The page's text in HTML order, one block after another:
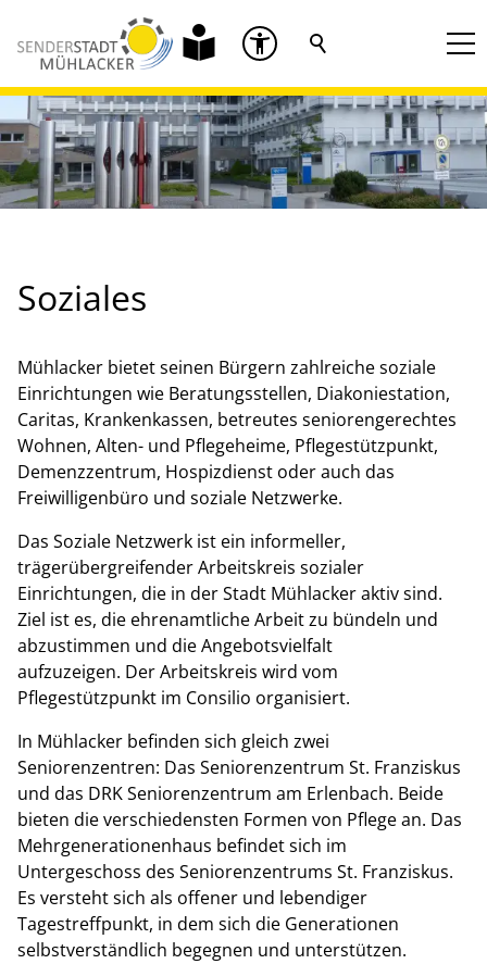
Soziales
Mühlacker bietet seinen Bürgern zahlreiche soziale
Einrichtungen wie Beratungsstellen, Diakoniestation,
Caritas, Krankenkassen, betreutes seniorengerechtes
Wohnen, Alten- und Pflegeheime, Pflegestützpunkt,
Demenzzentrum, Hospizdienst oder auch das
Freiwilligenbüro und soziale Netzwerke.
Das Soziale Netzwerk ist ein informeller,
trägerübergreifender Arbeitskreis sozialer
Einrichtungen, die in der Stadt Mühlacker aktiv sind.
Ziel ist es, die ehrenamtliche Arbeit zu bündeln und
abzustimmen und die Angebotsvielfalt
aufzuzeigen. Der Arbeitskreis wird vom
Pflegestützpunkt im Consilio organisiert.
In Mühlacker befinden sich gleich zwei
Seniorenzentren: Das Seniorenzentrum St. Franziskus
und das DRK Seniorenzentrum am Erlenbach. Beide
bieten die verschiedensten Formen von Pflege an. Das
Mehrgenerationenhaus befindet sich im
Untergeschoss des Seniorenzentrums St. Franziskus.
Es versteht sich als offener und lebendiger
Tagestreffpunkt, in dem sich die Generationen
selbstverständlich begegnen und unterstützen.